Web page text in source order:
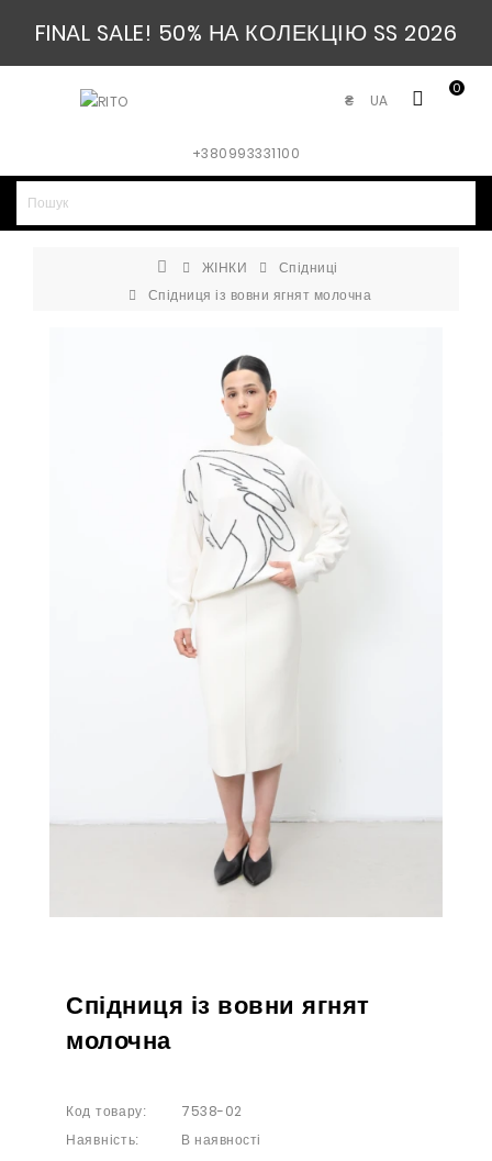
FINAL SALE! 50% НА КОЛЕКЦІЮ SS 2026
0
UA
₴
+380993331100
ЖІНКИ
Спідниці
Спідниця із вовни ягнят молочна
Спідниця із вовни ягнят
молочна
Код товару: 7538-02
Наявність: В наявності